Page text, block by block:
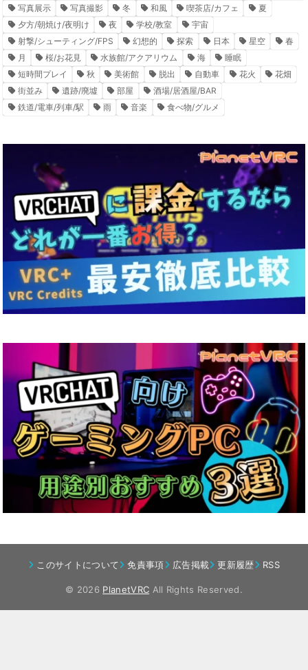
写真展示
写真撮影 冬 和風 喫茶店/カフェ
夏
夕方/朝焼け/夜明け
夜 学校/教室
宇宙
射撃/シューティング/FPS
幻想的 探索 日本 星空
春
月
桜/お花見 水族館/アクアリウム 海
睡眠
短時間プレイ
秋 美術館 脱出 自動車 花火
花畑
街並み
遺跡/廃墟 部屋
酒場/居酒屋/BAR
鉄道/電車/列車/駅
雨 音楽 食べ物/グルメ
このサイトについて 免責事項 広告掲載 更新履歴 RSS
© 2026 PlanetVRC All Rights Reserved.